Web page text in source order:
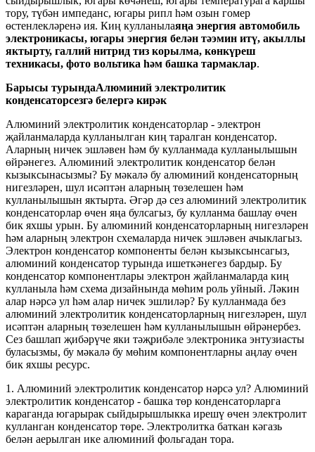
тору, түбән импеданс, югары рипл һәм озын гомер
өстенлекләренә ия. Киң кулланылаяңа энергия автомобиль
электроникасы, югары энергия белән тәэмин итү, акыллы
яктырту, галлий нитрид тиз корылма, көнкүреш
техникасы, фото вольтика һәм башка тармаклар.
Барысы турындаАлюминий электролитик
конденсаторсезгә белергә кирәк
Алюминий электролитик конденсаторлар - электрон
җайланмаларда кулланылган киң таралган конденсатор.
Аларның ничек эшләвен һәм бу кулланмада кулланылышын
өйрәнегез. Алюминий электролитик конденсатор белән
кызыксынасызмы? Бу мәкалә бу алюминий конденсаторның
нигезләрен, шул исәптән аларның төзелешен һәм
кулланылышын яктырта. Әгәр дә сез алюминий электролитик
конденсаторлар өчен яңа булсагыз, бу кулланма башлау өчен
бик яхшы урын. Бу алюминий конденсаторларның нигезләрен
һәм аларның электрон схемаларда ничек эшләвен ачыклагыз.
Электрон конденсатор компоненты белән кызыксынсагыз,
алюминий конденсатор турында ишеткәнегез бардыр. Бу
конденсатор компонентлары электрон җайланмаларда киң
кулланыла һәм схема дизайнында мөһим роль уйный. Ләкин
алар нәрсә ул һәм алар ничек эшлиләр? Бу кулланмада без
алюминий электролитик конденсаторларның нигезләрен, шул
исәптән аларның төзелешен һәм кулланылышын өйрәнербез.
Сез башлап җибәрүче яки тәҗрибәле электроника энтузиасты
буласызмы, бу мәкалә бу мөһим компонентларны аңлау өчен
бик яхшы ресурс.
1. Алюминий электролитик конденсатор нәрсә ул? Алюминий
электролитик конденсатор - башка төр конденсаторларга
караганда югарырак сыйдырышлыкка ирешү өчен электролит
кулланган конденсатор төре. Электролитка баткан кәгазь
белән аерылган ике алюминий фольгадан тора.